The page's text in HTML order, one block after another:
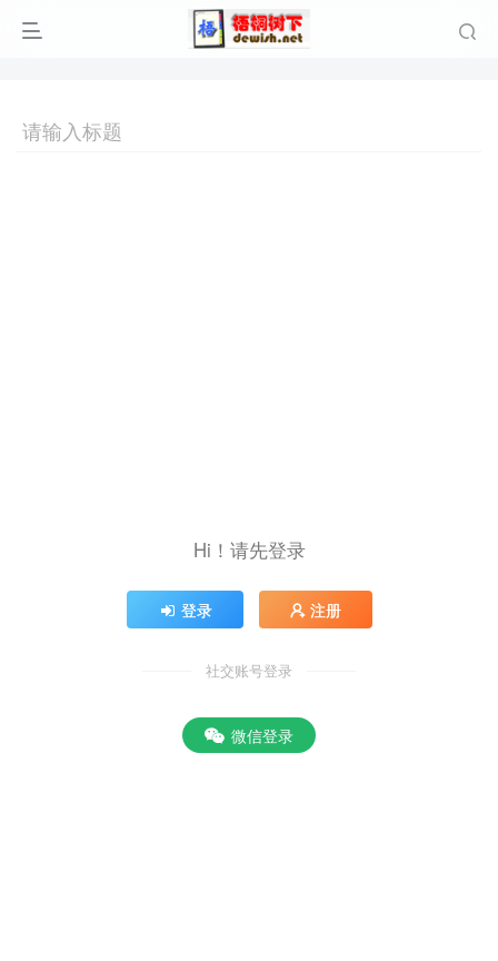
Hi！请先登录
登录 注册
社交账号登录
微信登录